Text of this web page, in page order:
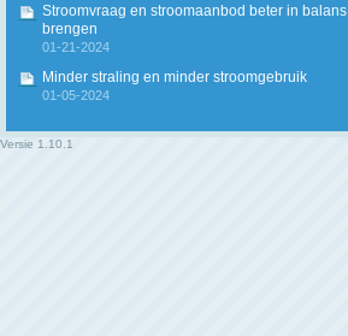
Stroomvraag en stroomaanbod beter in balans
brengen
01-21-2024
Minder straling en minder stroomgebruik
01-05-2024
Versie 1.10.1